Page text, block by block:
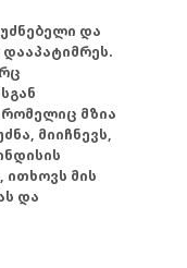
და
მზია
მიიჩნევს,
ითხოვს მის
და